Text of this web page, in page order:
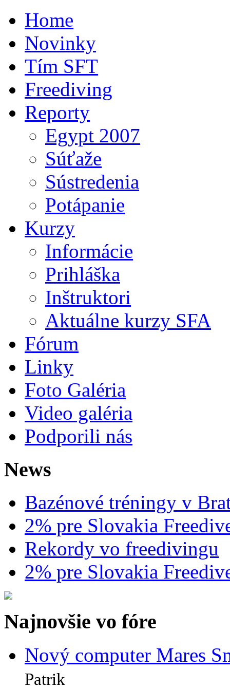
Home
Novinky
Tím SFT
Freediving
Reporty
Egypt 2007
Súťaže
Sústredenia
Potápanie
Kurzy
Informácie
Prihláška
Inštruktori
Aktuálne kurzy SFA
Fórum
Linky
Foto Galéria
Video galéria
Podporili nás
News
Bazénové tréningy v
2% pre Slovakia
Rekordy vo freedivingu
2% pre Slovakia
Najnovšie vo fóre
Nový computer Mares
Patrik